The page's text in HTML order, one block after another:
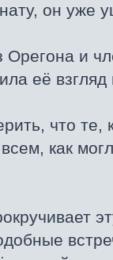
он уже
Орегона и
её
что
как